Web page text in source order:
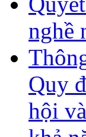
nghề
Quy
hội